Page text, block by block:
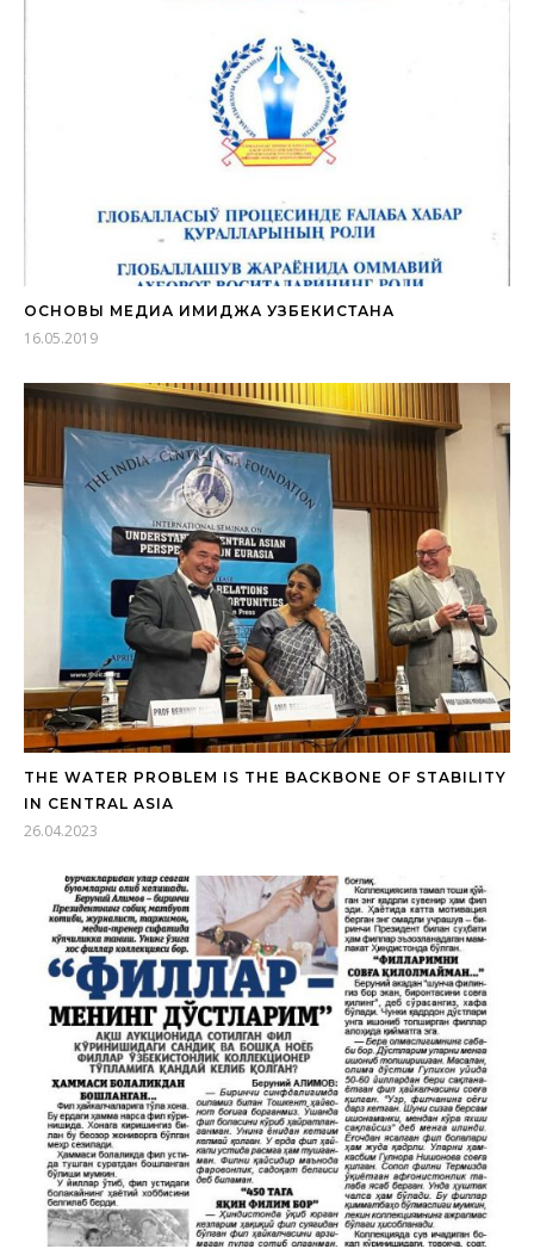
ОСНОВЫ МЕДИА ИМИДЖА УЗБЕКИСТАНА
16.05.2019
THE WATER PROBLEM IS THE BACKBONE OF STABILITY
IN CENTRAL ASIA
26.04.2023